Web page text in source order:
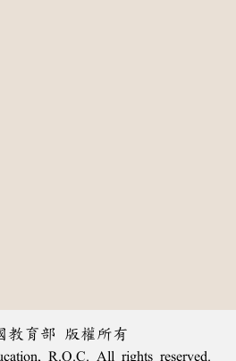
教育部 版權所有
R.O.C. All rights reserved.